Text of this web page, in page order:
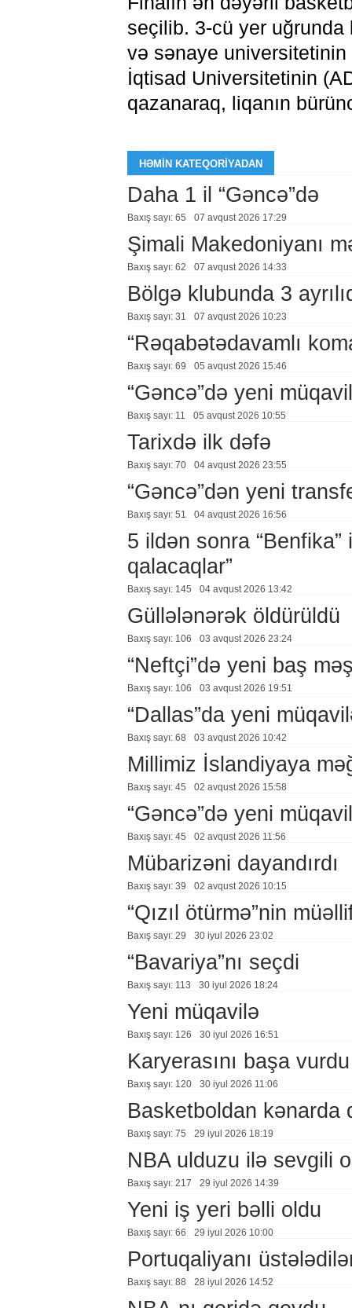
seçilib. 3-cü yer
və sənaye universitetinin
İqtisad Universitetinin
qazanaraq, liqanın
HƏMIN KATEQORIYADAN
Daha 1 il “Gəncə”də
Baxış sayı: 65 07 avqust 2026 17:29
Şimali Makedoniyanı
Baxış sayı: 62 07 avqust 2026 14:33
Bölgə klubunda 3
Baxış sayı: 31 07 avqust 2026 10:23
“Rəqabətədavamlı
Baxış sayı: 69 05 avqust 2026 15:46
“Gəncə”də yeni
Baxış sayı: 11 05 avqust 2026 10:55
Tarixdə ilk dəfə
Baxış sayı: 70 04 avqust 2026 23:55
“Gəncə”dən yeni
Baxış sayı: 51 04 avqust 2026 16:56
5 ildən sonra
qalacaqlar”
Baxış sayı: 145 04 avqust 2026 13:42
Güllələnərək öldürüldü
Baxış sayı: 106 03 avqust 2026 23:24
“Neftçi”də yeni baş
Baxış sayı: 106 03 avqust 2026 19:51
“Dallas”da yeni
Baxış sayı: 68 03 avqust 2026 10:42
Millimiz İslandiyaya
Baxış sayı: 45 02 avqust 2026 15:58
“Gəncə”də yeni
Baxış sayı: 45 02 avqust 2026 11:56
Mübarizəni dayandırdı
Baxış sayı: 39 02 avqust 2026 10:15
“Qızıl ötürmə”nin
Baxış sayı: 29 30 i̇yul 2026 23:02
“Bavariya”nı seçdi
Baxış sayı: 113 30 i̇yul 2026 18:24
Yeni müqavilə
Baxış sayı: 126 30 i̇yul 2026 16:51
Karyerasını başa vurdu
Baxış sayı: 120 30 i̇yul 2026 11:06
Basketboldan kənarda
Baxış sayı: 75 29 i̇yul 2026 18:19
NBA ulduzu ilə sevgili
Baxış sayı: 217 29 i̇yul 2026 14:39
Yeni iş yeri bəlli oldu
Baxış sayı: 66 29 i̇yul 2026 10:00
Portuqaliyanı
Baxış sayı: 88 28 i̇yul 2026 14:52